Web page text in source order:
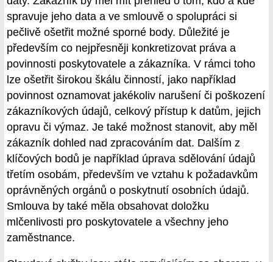
spravuje jeho data a ve smlouvě o spolupráci si
pečlivě ošetřit možné sporné body. Důležité je
především co nejpřesněji konkretizovat práva a
povinnosti poskytovatele a zákazníka. V rámci toho
lze ošetřit širokou škálu činností, jako například
povinnost oznamovat jakékoliv narušení či poškození
zákazníkových údajů, celkový přístup k datům, jejich
opravu či výmaz. Je také možnost stanovit, aby měl
zákazník dohled nad zpracováním dat. Dalším z
klíčových bodů je například úprava sdělování údajů
třetím osobám, především ve vztahu k požadavkům
oprávněných orgánů o poskytnutí osobních údajů.
Smlouva by také měla obsahovat doložku
mlčenlivosti pro poskytovatele a všechny jeho
zaměstnance.